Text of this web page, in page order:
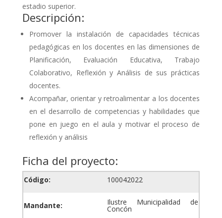
estadio superior.
Descripción:
Promover la instalación de capacidades técnicas
pedagógicas en los docentes en las dimensiones de
Planificación, Evaluación Educativa, Trabajo
Colaborativo, Reflexión y Análisis de sus prácticas
docentes.
Acompañar, orientar y retroalimentar a los docentes
en el desarrollo de competencias y habilidades que
pone en juego en el aula y motivar el proceso de
reflexión y análisis
Ficha del proyecto:
Código: 100042022
Mandante: Ilustre Municipalidad de
Concón